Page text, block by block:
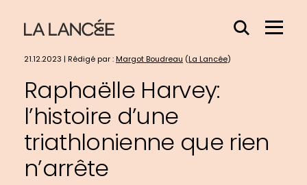
EffacerMenu
21.12.2023 | Rédigé par :Margot Boudreau (La Lancée)
Raphaëlle Harvey:
l’histoire d’une
triathlonienne que rien
n’arrête